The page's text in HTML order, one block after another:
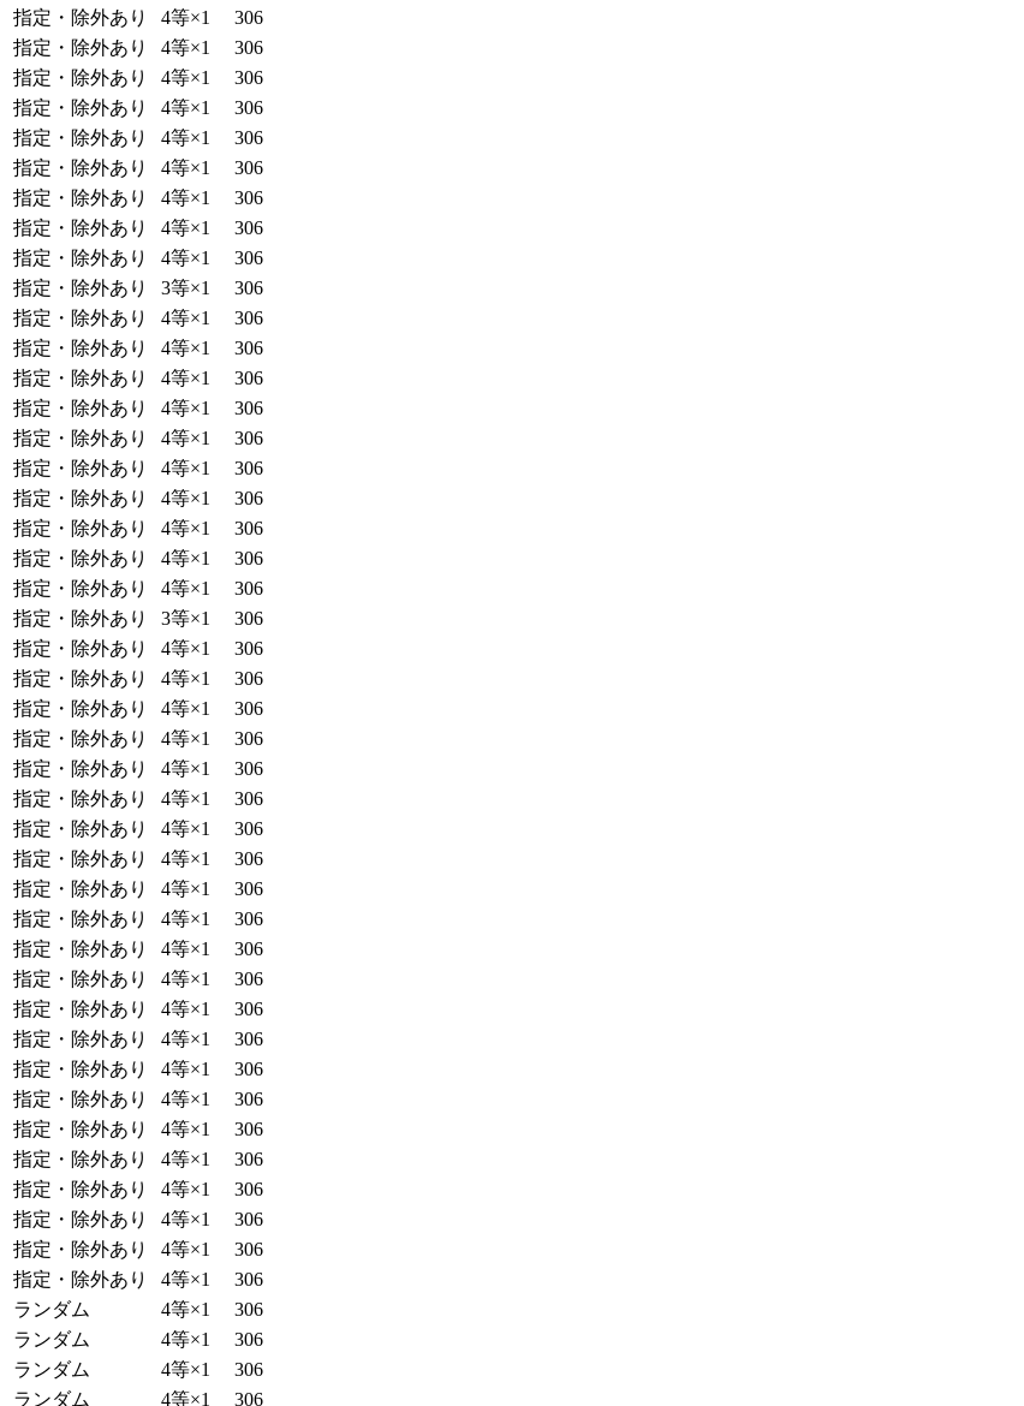
指定・除外あり
4等×1
306
指定・除外あり
4等×1
306
指定・除外あり
4等×1
306
指定・除外あり
4等×1
306
指定・除外あり
4等×1
306
指定・除外あり
4等×1
306
指定・除外あり
4等×1
306
指定・除外あり
4等×1
306
指定・除外あり
4等×1
306
指定・除外あり
3等×1
306
指定・除外あり
4等×1
306
指定・除外あり
4等×1
306
指定・除外あり
4等×1
306
指定・除外あり
4等×1
306
指定・除外あり
4等×1
306
指定・除外あり
4等×1
306
指定・除外あり
4等×1
306
指定・除外あり
4等×1
306
指定・除外あり
4等×1
306
指定・除外あり
4等×1
306
指定・除外あり
3等×1
306
指定・除外あり
4等×1
306
指定・除外あり
4等×1
306
指定・除外あり
4等×1
306
指定・除外あり
4等×1
306
指定・除外あり
4等×1
306
指定・除外あり
4等×1
306
指定・除外あり
4等×1
306
指定・除外あり
4等×1
306
指定・除外あり
4等×1
306
指定・除外あり
4等×1
306
指定・除外あり
4等×1
306
指定・除外あり
4等×1
306
指定・除外あり
4等×1
306
指定・除外あり
4等×1
306
指定・除外あり
4等×1
306
指定・除外あり
4等×1
306
指定・除外あり
4等×1
306
指定・除外あり
4等×1
306
指定・除外あり
4等×1
306
指定・除外あり
4等×1
306
指定・除外あり
4等×1
306
指定・除外あり
4等×1
306
ランダム
4等×1
306
ランダム
4等×1
306
ランダム
4等×1
306
ランダム
4等×1 306